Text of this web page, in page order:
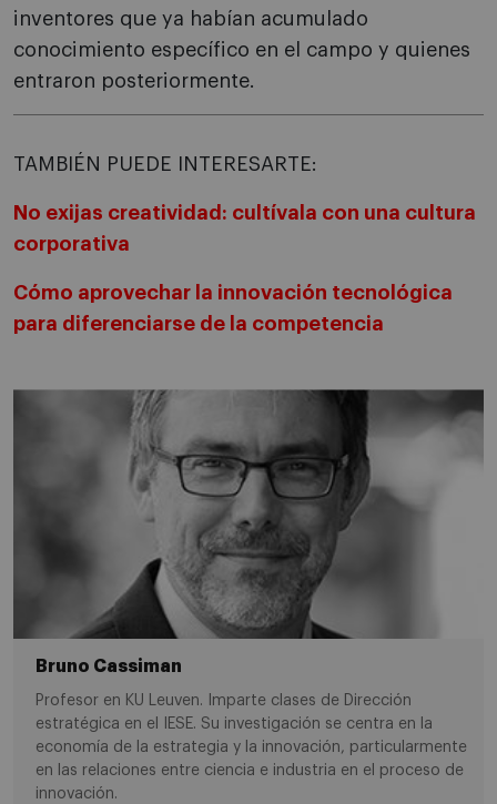
inventores que ya habían acumulado
conocimiento específico en el campo y quienes
entraron posteriormente.
TAMBIÉN PUEDE INTERESARTE:
No exijas creatividad: cultívala con una cultura
corporativa
Cómo aprovechar la innovación tecnológica
para diferenciarse de la competencia
Bruno Cassiman
Profesor en KU Leuven. Imparte clases de Dirección
estratégica en el IESE. Su investigación se centra en la
economía de la estrategia y la innovación, particularmente
en las relaciones entre ciencia e industria en el proceso de
innovación.